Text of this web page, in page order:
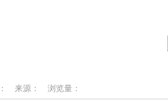
来源： 浏览量：